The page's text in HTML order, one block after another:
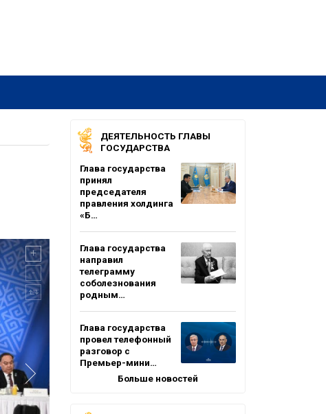
ДЕЯТЕЛЬНОСТЬ ГЛАВЫ
ГОСУДАРСТВА
Глава государства
принял
председателя
правления холдинга
«Б…
Глава государства
направил
телеграмму
соболезнования
родным…
Глава государства
провел телефонный
разговор с
Премьер-мини…
Больше новостей